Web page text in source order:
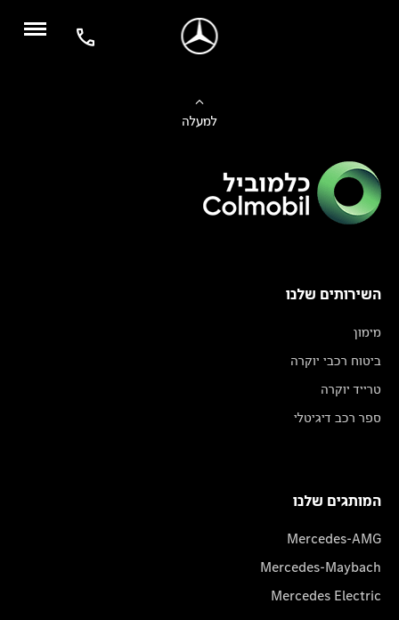
למעלה
השירותים שלנו
מימון
ביטוח רכבי יוקרה
טרייד יוקרה
ספר רכב דיגיטלי
המותגים שלנו
Mercedes-AMG
Mercedes-Maybach
Mercedes Electric